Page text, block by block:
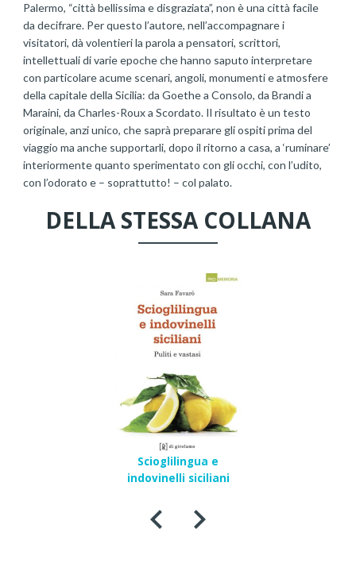
Palermo, “città bellissima e disgraziata”, non è una città facile
da decifrare. Per questo l’autore, nell’accompagnare i
visitatori, dà volentieri la parola a pensatori, scrittori,
intellettuali di varie epoche che hanno saputo interpretare
con particolare acume scenari, angoli, monumenti e atmosfere
della capitale della Sicilia: da Goethe a Consolo, da Brandi a
Maraini, da Charles-Roux a Scordato. Il risultato è un testo
originale, anzi unico, che saprà preparare gli ospiti prima del
viaggio ma anche supportarli, dopo il ritorno a casa, a ‘ruminare’
interiormente quanto sperimentato con gli occhi, con l’udito,
con l’odorato e – soprattutto! – col palato.
DELLA STESSA COLLANA
Scioglilingua e
indovinelli siciliani